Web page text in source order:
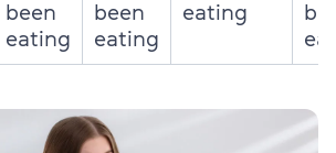
been
eating
been
eating
eating